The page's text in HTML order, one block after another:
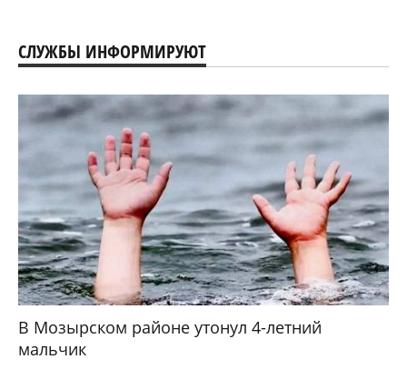
СЛУЖБЫ ИНФОРМИРУЮТ
В Мозырском районе утонул 4-летний
мальчик